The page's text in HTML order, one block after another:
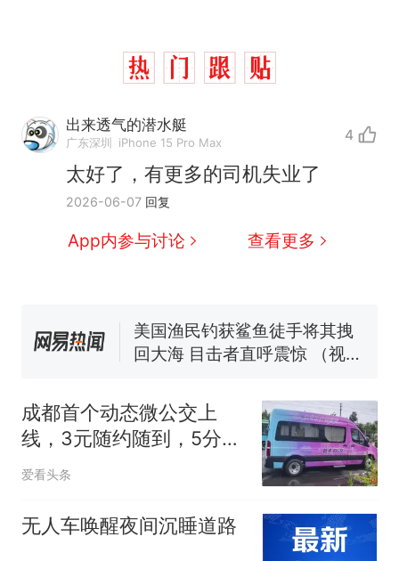
出来透气的潜水艇
广东深圳 iPhone 15 Pro Max 4
太好了，有更多的司机失业了
2026-06-07 回复
App内参与讨论 查看更多
热
那个在床头放菜刀的女孩，
因老师一句“跟我回家”改写了
人生制裁瓜子饺子，美国怕什
么？
费大厨“全国小炒肉大王”称
140多朵
美国渔民钓获鲨鱼徒手将其拽
回大海 目击者直呼震惊 （视频
官方通报
热 那个在床头放菜刀的女孩，
因老师一句“跟我回家”改写了
成都首个动态微公交上
线，3元随约随到，5分钟
接你上车
爱看头条
无人车唤醒夜间沉睡道路